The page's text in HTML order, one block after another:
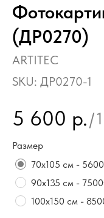
(ДР0270)
ARTITEC
SKU: ДР0270-1
5 600 р./
Размер
70х105 см -
90х135 см -
100х150 см -